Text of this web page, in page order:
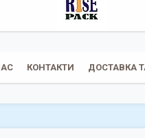
КОНТАКТИ ДОСТАВКА